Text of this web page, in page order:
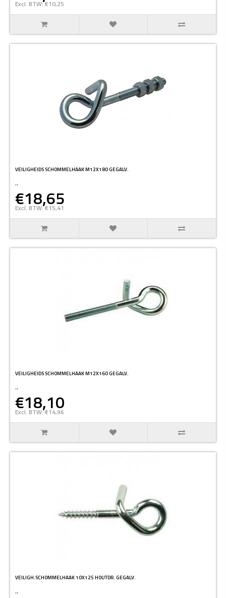
Excl. BTW: €10,25
VEILIGHEIDS SCHOMMELHAAK M12X180 GEGALV.
..
€18,65
Excl. BTW: €15,41
VEILIGHEIDS SCHOMMELHAAK M12X160 GEGALV.
..
€18,10
Excl. BTW: €14,96
VEILIGH.SCHOMMELHAAK 10X125 HOUTDR. GEGALV.
..